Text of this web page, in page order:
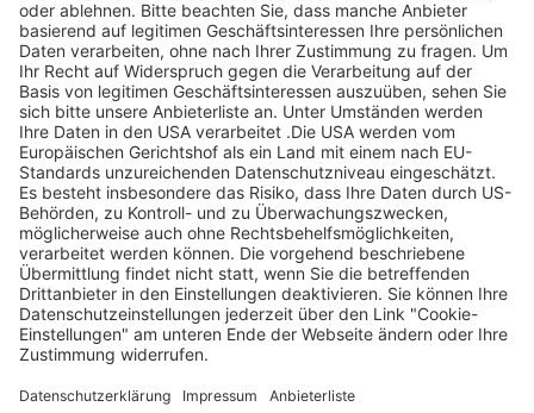
Mitbieten eine
Höchstgrenze für
Ihr Gebot fest. Ein
automatischer
Bietagent bietet
für Sie bis zum
Höchstgebot.
der
Höchstbietende,
werden Sie per E-
Mail informiert
und erhalten nach
Zahlungseingang
ein Zertifikat zum
Einlösen des
Angebots.